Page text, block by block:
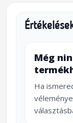
Még
Ha